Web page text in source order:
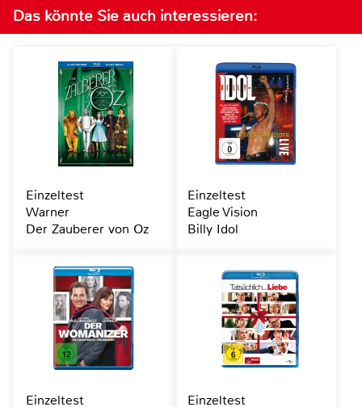
Das könnte Sie auch interessieren:
Einzeltest
Warner
Der Zauberer von Oz
Einzeltest
Eagle Vision
Billy Idol
Einzeltest
Einzeltest